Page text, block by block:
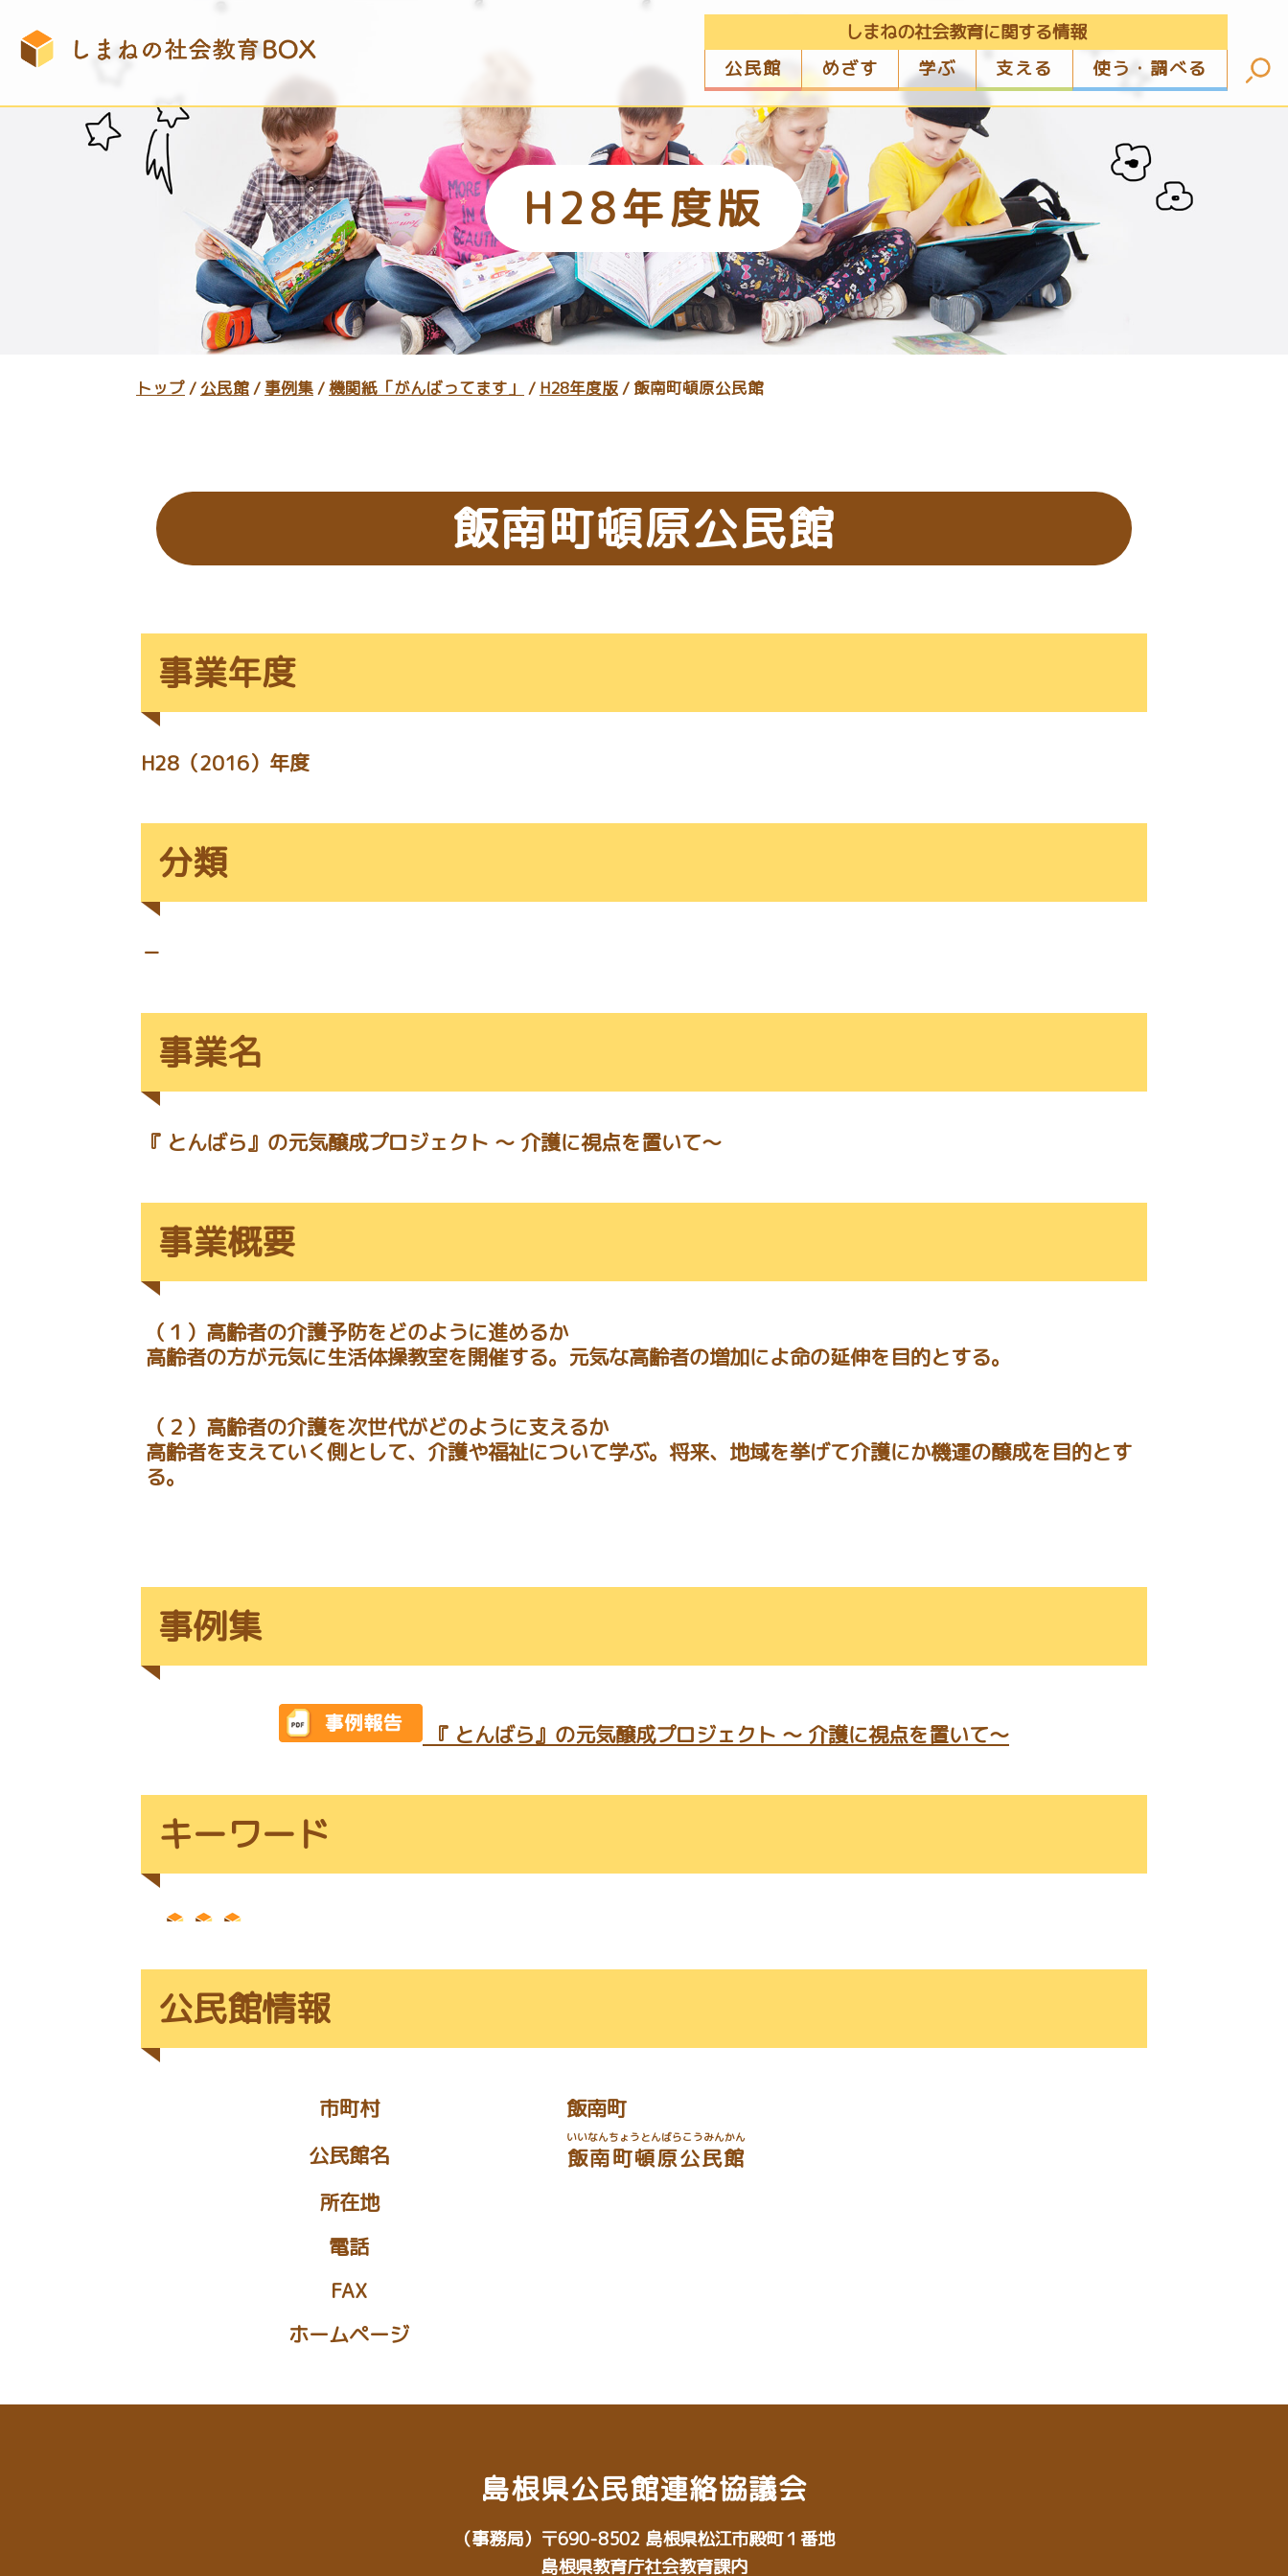
しまねの社会教育に関する情報
公民館
めざす 学ぶ 支える 使う・調べる
H28年度版
現
置：
トップ / 公民館 / 事例集 / 機関紙「がんばってます」 / H28年度版 / 飯南町頓原公民館
飯南町頓原公民館
事業年度
H28（2016）年度
分類
－
事業名
『 とんばら』の元気醸成プロジェクト ～ 介護に視点を置いて～
事業概要
（１）高齢者の介護予防をどのように進めるか
高齢者の方が元気に生活体操教室を開催する。元気な高齢者の増加によ命の延伸を目的とする。
（２）高齢者の介護を次世代がどのように支えるか
高齢者を支えていく側として、介護や福祉について学ぶ。将来、地域を挙げて介護にか機運の醸成を目的とす
る。
事例集
『 とんばら』の元気醸成プロジェクト ～ 介護に視点を置いて～
キーワード
公民館情報
市町村
飯南町
公民館名
飯南町頓原公民館
いいなんちょうとんばらこうみんかん
所在地
電話
FAX
ホームページ
島根県公民館連絡協議会
（事務局） 〒690-8502 島根県松江市殿町１番地
島根県教育庁社会教育課内